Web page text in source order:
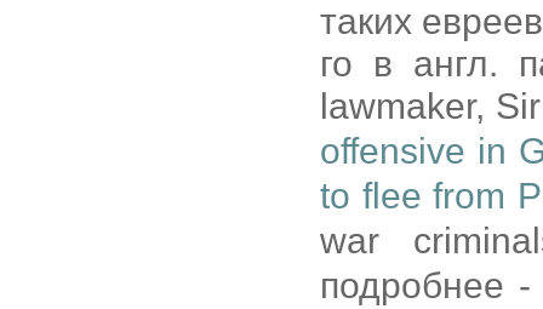
таких
го в англ.
lawmaker,
offensive in
to flee from
war
подробнее